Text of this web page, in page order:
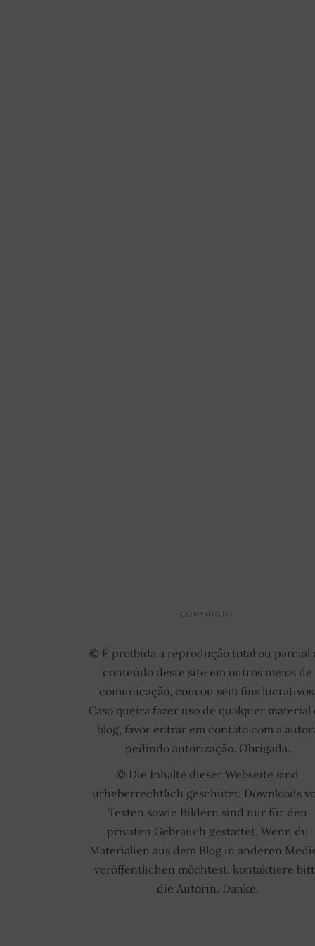
COPYRIGHT
© É proibida a reprodução total ou parcial
conteúdo deste site em outros meios de
comunicação, com ou sem fins
Caso queira fazer uso de qualquer material
blog, favor entrar em contato com a
pedindo autorização. Obrigada.
© Die Inhalte dieser Webseite sind
urheberrechtlich geschützt. Downloads
Texten sowie Bildern sind nur für den
privaten Gebrauch gestattet. Wenn du
Materialien aus dem Blog in anderen
veröffentlichen möchtest, kontaktiere
die Autorin. Danke.